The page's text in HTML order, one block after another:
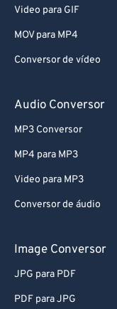
Video para GIF
MOV para MP4
Conversor de vídeo
Audio Conversor
MP3 Conversor
MP4 para MP3
Video para MP3
Conversor de áudio
Image Conversor
JPG para PDF
PDF para JPG